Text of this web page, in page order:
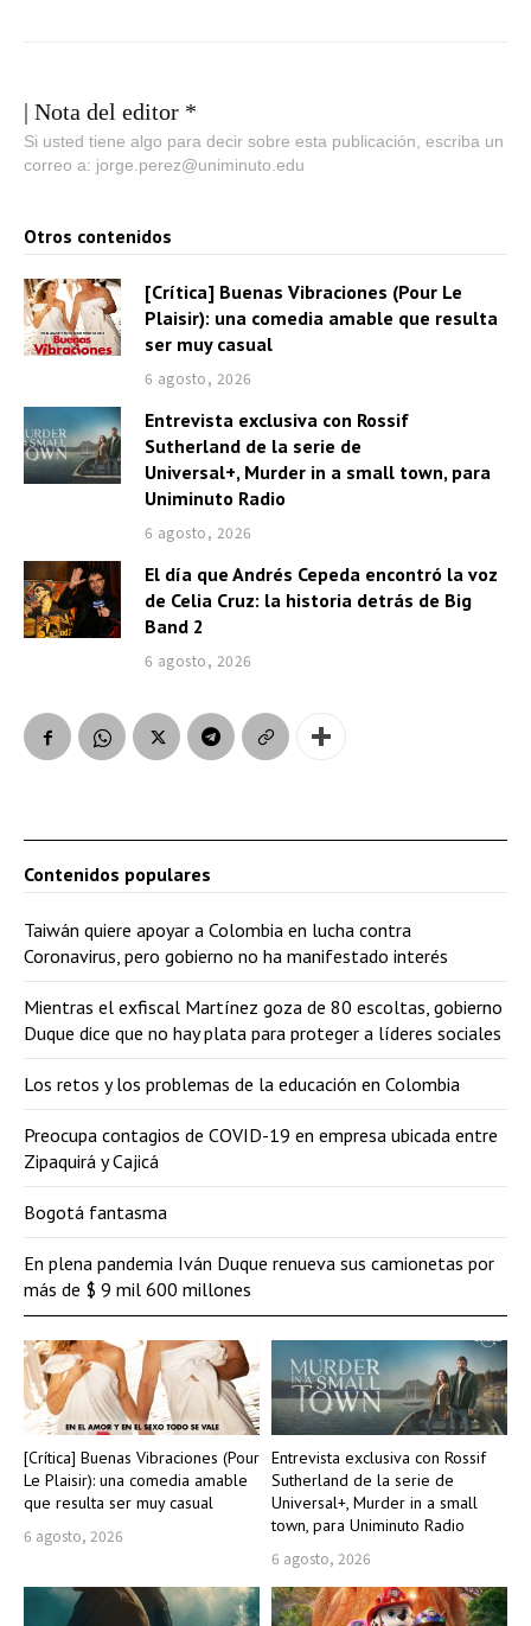
| Nota del editor *
Si usted tiene algo para decir sobre esta publicación, escriba un
correo a: jorge.perez@uniminuto.edu
Otros contenidos
[Crítica] Buenas Vibraciones (Pour Le
Plaisir): una comedia amable que resulta
ser muy casual
6 agosto, 2026
Entrevista exclusiva con Rossif
Sutherland de la serie de
Universal+, Murder in a small town, para
Uniminuto Radio
6 agosto, 2026
El día que Andrés Cepeda encontró la voz
de Celia Cruz: la historia detrás de Big
Band 2
6 agosto, 2026
[Crítica] Buenas Vibraciones (Pour
Le Plaisir): una comedia amable
que resulta ser muy casual
6 agosto, 2026
Entrevista exclusiva con Rossif
Sutherland de la serie de
Universal+, Murder in a small
town, para Uniminuto Radio
6 agosto, 2026
Contenidos populares
Taiwán quiere apoyar a Colombia en lucha contra
Coronavirus, pero gobierno no ha manifestado interés
Mientras el exfiscal Martínez goza de 80 escoltas, gobierno
Duque dice que no hay plata para proteger a líderes sociales
Los retos y los problemas de la educación en Colombia
Preocupa contagios de COVID-19 en empresa ubicada entre
Zipaquirá y Cajicá
Bogotá fantasma
En plena pandemia Iván Duque renueva sus camionetas por
más de $ 9 mil 600 millones